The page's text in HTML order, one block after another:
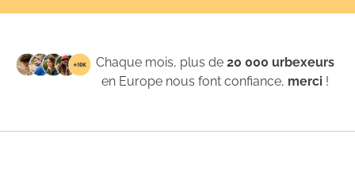
Chaque mois, plus de20 000 urbexeurs
en Europe nous font confiance, merci !